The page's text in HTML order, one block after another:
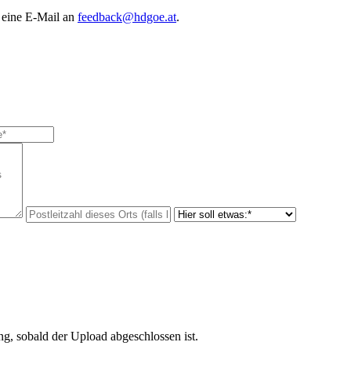
E-Mail an feedback@hdgoe.at.
sobald der Upload abgeschlossen ist.